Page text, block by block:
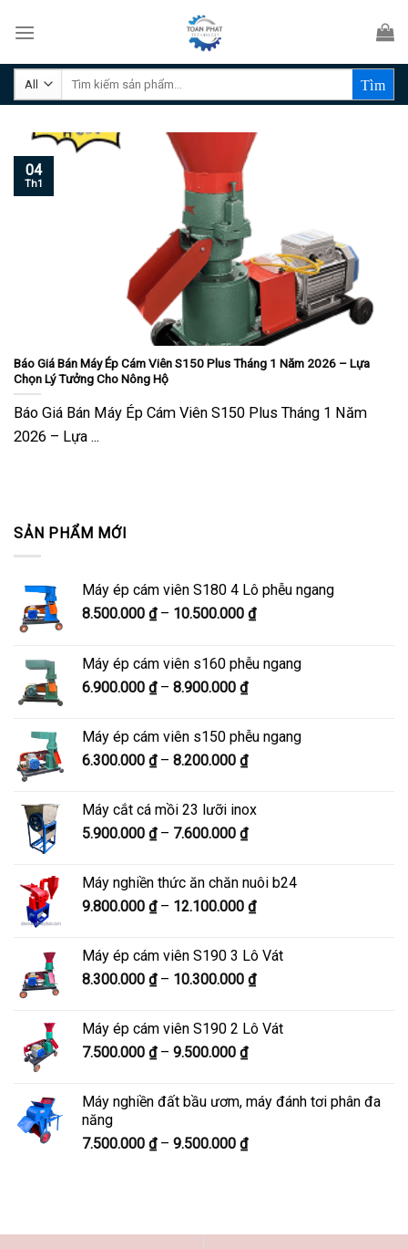
Tìm
SẢN PHẨM MỚI
Máy ép cám viên S180 4 Lô phễu ngang
8.500.000 ₫ – 10.500.000 ₫Khoảng
8.500.000 ₫
Máy ép cám viên s160 phễu ngang
6.900.000 ₫ – 8.900.000 ₫Khoảng
từ
6.900.000 ₫
đến
Máy ép cám viên s150 phễu ngang
6.300.000 ₫ – 8.200.000 ₫Khoảng
6.300.000 ₫
đến
Máy cắt cá mồi 23 lưỡi inox
5.900.000 ₫ – 7.600.000 ₫Khoảng
5.900.000 ₫
đến
Máy nghiền thức ăn chăn nuôi b24
9.800.000 ₫ – 12.100.000 ₫Khoảng
9.800.000 ₫
đến
Máy ép cám viên S190 3 Lô Vát
8.300.000 ₫ – 10.300.000 ₫Khoảng
8.300.000 ₫
Máy ép cám viên S190 2 Lô Vát
7.500.000 ₫ – 9.500.000 ₫Khoảng
7.500.000 ₫
9.500.000 ₫
Máy nghiền đất bầu ươm, máy đánh tơi phân đa
năng
7.500.000 ₫ – 9.500.000 ₫Khoảng
9.500.000 ₫
Báo Giá Bán Máy Ép Cám Viên S150 Plus Tháng 1 Năm 2026 – Lựa
Chọn Lý Tưởng Cho Nông Hộ
Báo Giá Bán Máy Ép Cám Viên S150 Plus Tháng 1 Năm
2026 – Lựa ...
04
Th1